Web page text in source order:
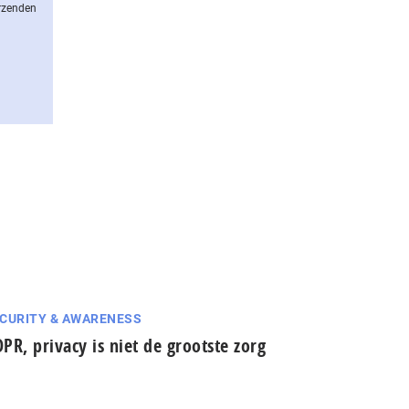
& AWARENESS
privacy is niet de grootste zorg